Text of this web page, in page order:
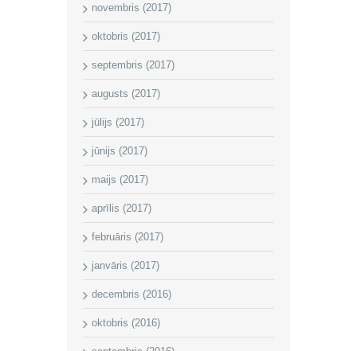
novembris (2017)
oktobris (2017)
septembris (2017)
augusts (2017)
jūlijs (2017)
jūnijs (2017)
maijs (2017)
aprīlis (2017)
februāris (2017)
janvāris (2017)
decembris (2016)
oktobris (2016)